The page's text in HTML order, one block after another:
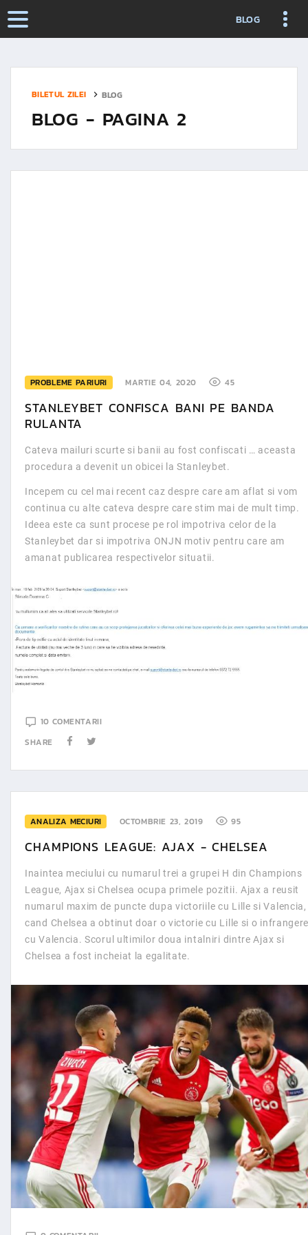
BLOG
BILETUL ZILEI BLOG
BLOG - PAGINA 2
PROBLEME PARIURI MARTIE 04, 2020 45
STANLEYBET CONFISCA BANI PE BANDA
RULANTA
Cateva mailuri scurte si banii au fost confiscati … aceasta
procedura a devenit un obicei la Stanleybet.
Incepem cu cel mai recent caz despre care am aflat si vom
continua cu alte cateva despre care stim mai de mult timp.
Ideea este ca sunt procese pe rol impotriva celor de la
Stanleybet dar si impotriva ONJN motiv pentru care am
amanat publicarea respectivelor situatii.
10 COMENTARII
SHARE
ANALIZA MECIURI OCTOMBRIE 23, 2019 95
CHAMPIONS LEAGUE: AJAX - CHELSEA
Inaintea meciului cu numarul trei a grupei H din Champions
League, Ajax si Chelsea ocupa primele pozitii. Ajax a reusit
numarul maxim de puncte dupa victoriile cu Lille si Valencia,
cand Chelsea a obtinut doar o victorie cu Lille si o
cu Valencia. Scorul ultimilor doua intalniri dintre Ajax si
Chelsea a fost incheiat la egalitate.